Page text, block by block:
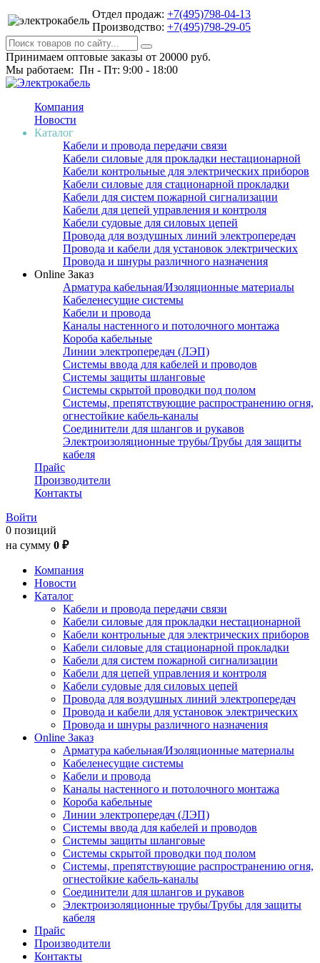
Отдел продаж: +7(495)798-04-13
Производство: +7(495)798-29-05
Принимаем оптовые заказы от 20000 руб.
Мы работаем: Пн - Пт: 9:00 - 18:00
Компания
Новости
Каталог
Кабели и провода передачи связи
Кабели силовые для прокладки нестационарной
Кабели контрольные для электрических приборов
Кабели силовые для стационарной прокладки
Кабели для систем пожарной сигнализации
Кабели для цепей управления и контроля
Кабели судовые для силовых цепей
Провода для воздушных линий электропередач
Провода и кабели для установок электрических
Провода и шнуры различного назначения
Online Заказ
Арматура кабельная/Изоляционные материалы
Кабеленесущие системы
Кабели и провода
Каналы настенного и потолочного монтажа
Короба кабельные
Линии электропередач (ЛЭП)
Системы ввода для кабелей и проводов
Системы защиты шланговые
Системы скрытой проводки под полом
Системы, препятствующие распространению огня,
огнестойкие кабель-каналы
Соединители для шлангов и рукавов
Электроизоляционные трубы/Трубы для защиты
кабеля
Прайс
Производители
Контакты
Войти
0 позиций
на сумму 0 ₽
Компания
Новости
Каталог
Кабели и провода передачи связи
Кабели силовые для прокладки нестационарной
Кабели контрольные для электрических приборов
Кабели силовые для стационарной прокладки
Кабели для систем пожарной сигнализации
Кабели для цепей управления и контроля
Кабели судовые для силовых цепей
Провода для воздушных линий электропередач
Провода и кабели для установок электрических
Провода и шнуры различного назначения
Online Заказ
Арматура кабельная/Изоляционные материалы
Кабеленесущие системы
Кабели и провода
Каналы настенного и потолочного монтажа
Короба кабельные
Линии электропередач (ЛЭП)
Системы ввода для кабелей и проводов
Системы защиты шланговые
Системы скрытой проводки под полом
Системы, препятствующие распространению огня,
огнестойкие кабель-каналы
Соединители для шлангов и рукавов
Электроизоляционные трубы/Трубы для защиты
кабеля
Прайс
Производители
Контакты